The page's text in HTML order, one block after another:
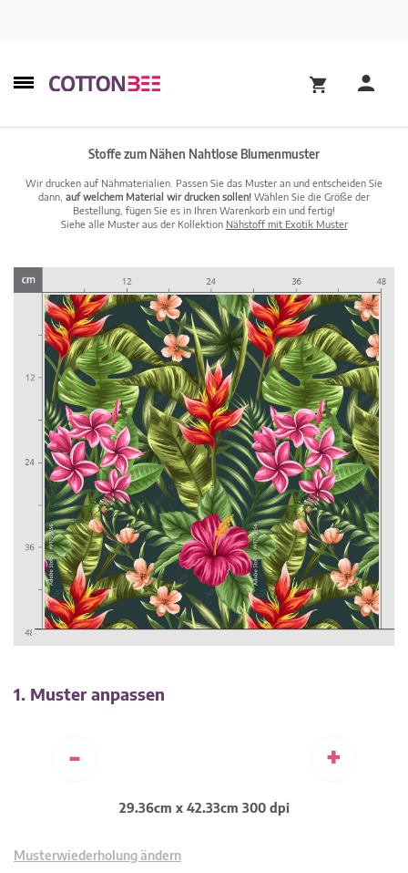
Stoffe zum Nähen Nahtlose Blumenmuster
Wir drucken auf Nähmaterialien. Passen Sie das Muster an und entscheiden Sie
dann, auf welchem Material wir drucken sollen! Wählen Sie die Größe der
Bestellung, fügen Sie es in Ihren Warenkorb ein und fertig!
Siehe alle Muster aus der Kollektion Nähstoff mit Exotik Muster
1. Muster anpassen
- +
29.36cm x 42.33cm 300 dpi
Musterwiederholung ändern